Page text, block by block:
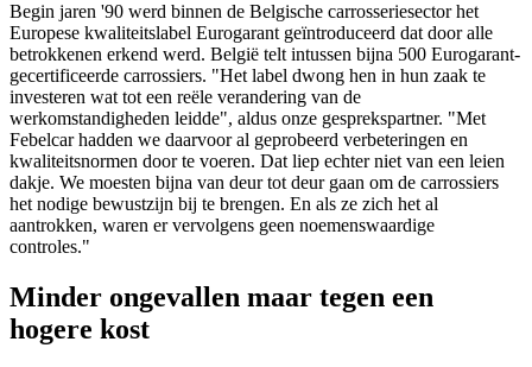
Begin jaren '90 werd binnen de Belgische carrosseriesector het
Europese kwaliteitslabel Eurogarant geïntroduceerd dat door alle
betrokkenen erkend werd. België telt intussen bijna 500 Eurogarant-
gecertificeerde carrossiers. "Het label dwong hen in hun zaak te
investeren wat tot een reële verandering van de
werkomstandigheden leidde", aldus onze gesprekspartner. "Met
Febelcar hadden we daarvoor al geprobeerd verbeteringen en
kwaliteitsnormen door te voeren. Dat liep echter niet van een leien
dakje. We moesten bijna van deur tot deur gaan om de carrossiers
het nodige bewustzijn bij te brengen. En als ze zich het al
aantrokken, waren er vervolgens geen noemenswaardige
controles."
Minder ongevallen maar tegen een
hogere kost